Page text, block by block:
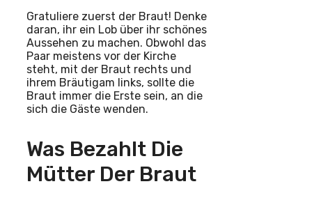
Gratuliere zuerst der Braut! Denke
daran, ihr ein Lob über ihr schönes
Aussehen zu machen. Obwohl das
Paar meistens vor der Kirche
steht, mit der Braut rechts und
ihrem Bräutigam links, sollte die
Braut immer die Erste sein, an die
sich die Gäste wenden.
Was Bezahlt Die
Mütter Der Braut